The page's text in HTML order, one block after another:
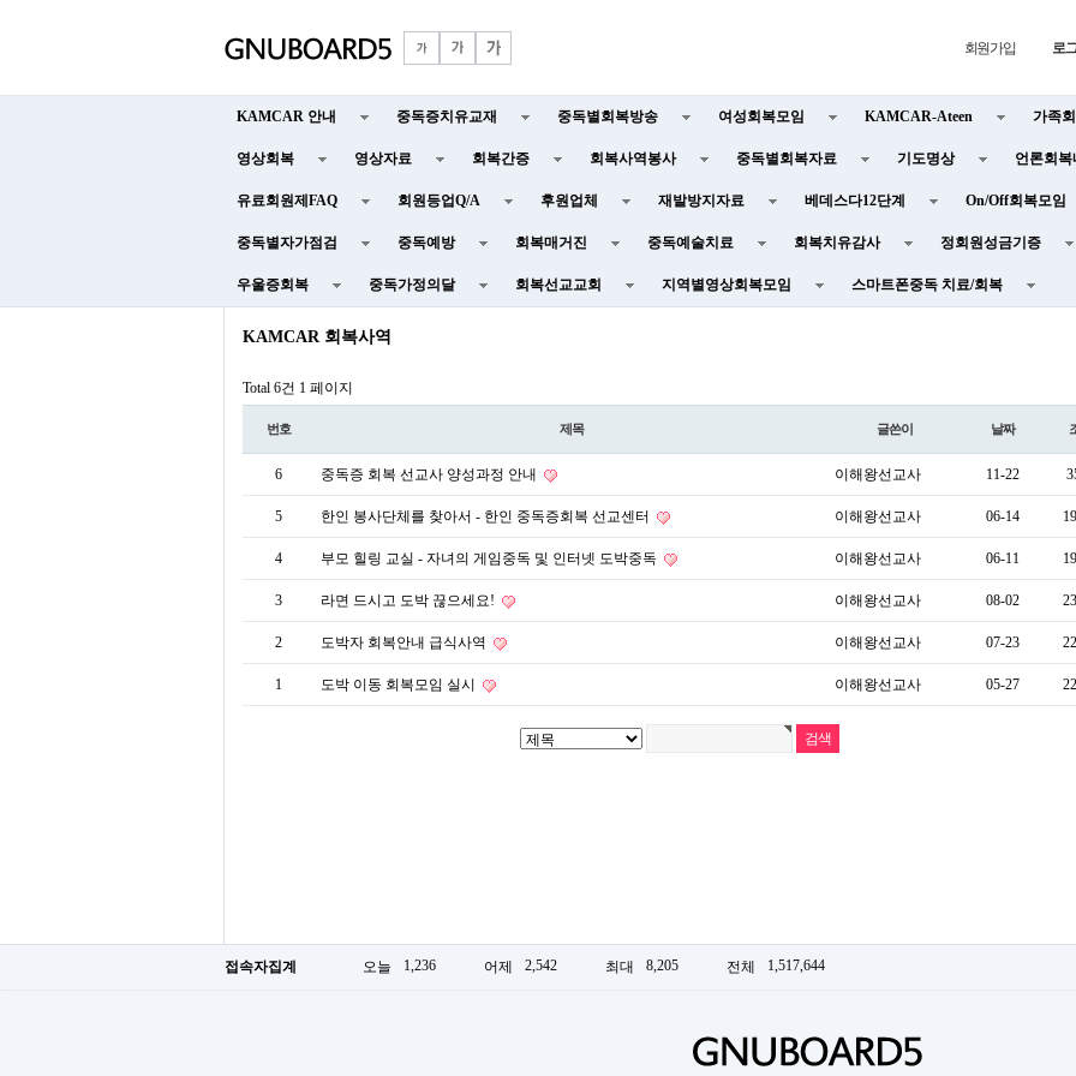
회원가입 로
KAMCAR 안내 중독증치유교재 중독별회복방송 여성회복모임 KAMCAR-Ateen 가족
영상회복 영상자료 회복간증 회복사역봉사 중독별회복자료 기도명상 언론회복
유료회원제FAQ 회원등업Q/A 후원업체 재발방지자료 베데스다12단계 On/Off회복모임
중독별자가점검 중독예방 회복매거진 중독예술치료 회복치유감사 정회원성금기증
우울증회복 중독가정의달 회복선교교회 지역별영상회복모임 스마트폰중독 치료/회복
KAMCAR 회복사역
Total 6건 1 페이지
번호 제목 글쓴이 날짜
6 중독증 회복 선교사 양성과정 안내 이해왕선교사 11-22
5 한인 봉사단체를 찾아서 - 한인 중독증회복 선교센터 이해왕선교사 06-14
4 부모 힐링 교실 - 자녀의 게임중독 및 인터넷 도박중독 이해왕선교사 06-11
3 라면 드시고 도박 끊으세요! 이해왕선교사 08-02
2 도박자 회복안내 급식사역 이해왕선교사 07-23
1 도박 이동 회복모임 실시 이해왕선교사 05-27
접속자집계 오늘 1,236 어제 2,542 최대 8,205 전체 1,517,644